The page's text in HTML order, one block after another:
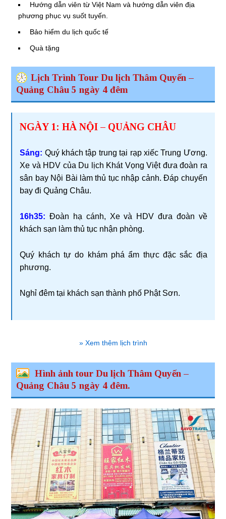
Hướng dẫn viên từ Việt Nam và hướng dẫn viên địa
phương phục vụ suốt tuyến.
Bảo hiểm du lịch quốc tế
Quà tặng
Lịch Trình Tour Du lịch Thâm Quyến –
Quảng Châu 5 ngày 4 đêm
NGÀY 1: HÀ NỘI – QUẢNG CHÂU
Sáng: Quý khách tập trung tại rạp xiếc Trung Ương.
Xe và HDV của Du lịch Khát Vọng Việt đưa đoàn ra
sân bay Nội Bài làm thủ tục nhập cảnh. Đáp chuyến
bay đi Quảng Châu.
16h35: Đoàn hạ cánh, Xe và HDV đưa đoàn về
khách sạn làm thủ tục nhận phòng.
Quý khách tự do khám phá ẩm thực đặc sắc địa
phương.
Nghỉ đêm tại khách sạn thành phố Phật Sơn.
» Xem thêm lịch trình
Hình ảnh tour Du lịch Thâm Quyến –
Quảng Châu 5 ngày 4 đêm.